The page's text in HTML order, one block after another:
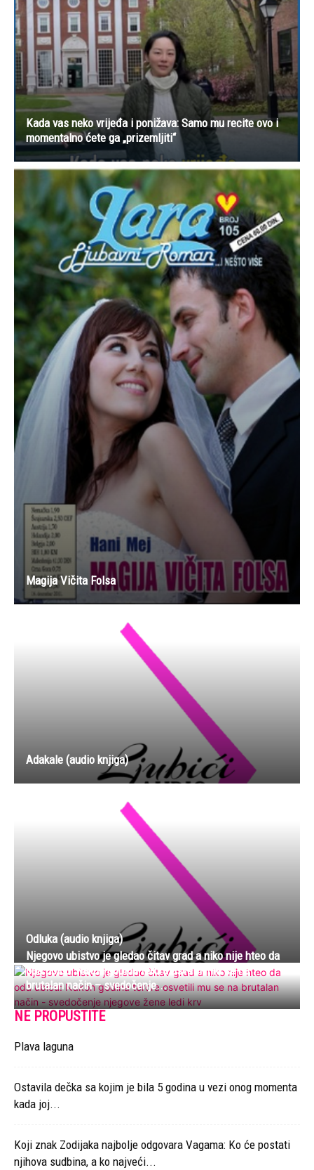
Kada vas neko vrijeđa i ponižava: Samo mu recite ovo i
momentalno ćete ga „prizemljiti“
Magija Vičita Folsa
Adakale (audio knjiga)
Odluka (audio knjiga)
Njegovo ubistvo je gledao čitav grad a niko nije hteo da
oda ubicu: Nakon godina terora osvetili mu se na
brutalan način – svedočenje...
NE PROPUSTITE
Plava laguna
Ostavila dečka sa kojim je bila 5 godina u vezi onog momenta
kada joj...
Koji znak Zodijaka najbolje odgovara Vagama: Ko će postati
njihova sudbina, a ko najveći...